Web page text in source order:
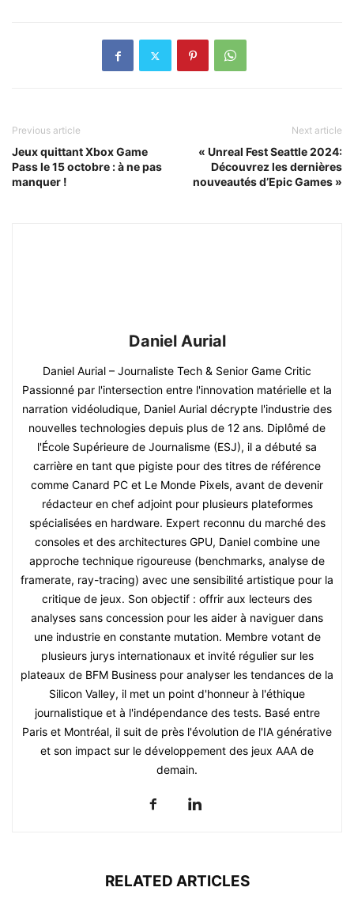
Previous article
Jeux quittant Xbox Game
Pass le 15 octobre : à ne pas
manquer !
Next article
« Unreal Fest Seattle 2024:
Découvrez les dernières
nouveautés d’Epic Games »
Daniel Aurial
Daniel Aurial – Journaliste Tech & Senior Game Critic
Passionné par l'intersection entre l'innovation matérielle et la
narration vidéoludique, Daniel Aurial décrypte l'industrie des
nouvelles technologies depuis plus de 12 ans. Diplômé de
l'École Supérieure de Journalisme (ESJ), il a débuté sa
carrière en tant que pigiste pour des titres de référence
comme Canard PC et Le Monde Pixels, avant de devenir
rédacteur en chef adjoint pour plusieurs plateformes
spécialisées en hardware. Expert reconnu du marché des
consoles et des architectures GPU, Daniel combine une
approche technique rigoureuse (benchmarks, analyse de
framerate, ray-tracing) avec une sensibilité artistique pour la
critique de jeux. Son objectif : offrir aux lecteurs des
analyses sans concession pour les aider à naviguer dans
une industrie en constante mutation. Membre votant de
plusieurs jurys internationaux et invité régulier sur les
plateaux de BFM Business pour analyser les tendances de la
Silicon Valley, il met un point d'honneur à l'éthique
journalistique et à l'indépendance des tests. Basé entre
Paris et Montréal, il suit de près l'évolution de l'IA générative
et son impact sur le développement des jeux AAA de
demain.
RELATED ARTICLES